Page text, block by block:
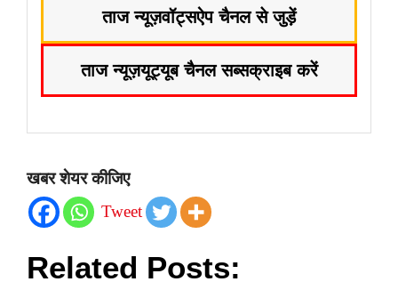
ताज न्यूज़वॉट्सऐप चैनल से जुड़ें
ताज न्यूज़यूट्यूब चैनल सब्सक्राइब करें
खबर शेयर कीजिए
Tweet
Related Posts: